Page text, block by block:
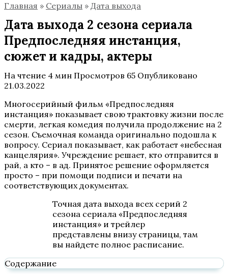
Главная » Сериалы » Дата выхода
Дата выхода 2 сезона сериала
Предпоследняя инстанция,
сюжет и кадры, актеры
На чтение 4 мин Просмотров 65 Опубликовано
21.03.2022
Многосерийный фильм «Предпоследняя
инстанция» показывает свою трактовку жизни после
смерти, легкая комедия получила продолжение на 2
сезон. Съемочная команда оригинально подошла к
вопросу. Сериал показывает, как работает «небесная
канцелярия». Учреждение решает, кто отправится в
рай, а кто – в ад. Принятое решение оформляется
просто – при помощи подписи и печати на
соответствующих документах.
Точная дата выхода всех серий 2
сезона сериала «Предпоследняя
инстанция» и трейлер
представлены внизу страницы, там
вы найдете полное расписание.
Содержание